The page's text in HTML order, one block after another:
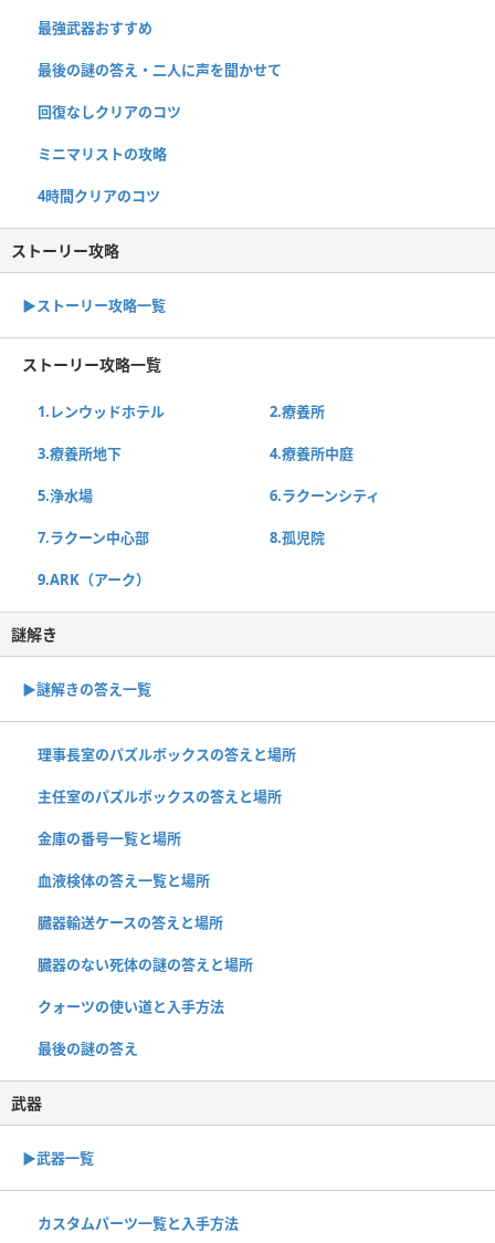
最強武器おすすめ
最後の謎の答え・二人に声を聞かせて
回復なしクリアのコツ
ミニマリストの攻略
4時間クリアのコツ
ストーリー攻略
▶ストーリー攻略一覧
ストーリー攻略一覧
1.レンウッドホテル 2.療養所
3.療養所地下 4.療養所中庭
5.浄水場 6.ラクーンシティ
7.ラクーン中心部 8.孤児院
9.ARK（アーク）
謎解き
▶謎解きの答え一覧
理事長室のパズルボックスの答えと場所
主任室のパズルボックスの答えと場所
金庫の番号一覧と場所
血液検体の答え一覧と場所
臓器輸送ケースの答えと場所
臓器のない死体の謎の答えと場所
クォーツの使い道と入手方法
最後の謎の答え
武器
▶武器一覧
カスタムパーツ一覧と入手方法